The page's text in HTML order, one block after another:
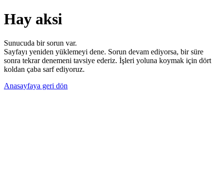
Hay aksi
Sunucuda bir sorun var.
Sayfayı yeniden yüklemeyi dene. Sorun devam ediyorsa, bir süre
sonra tekrar denemeni tavsiye ederiz. İşleri yoluna koymak için dört
koldan çaba sarf ediyoruz.
Anasayfaya geri dön